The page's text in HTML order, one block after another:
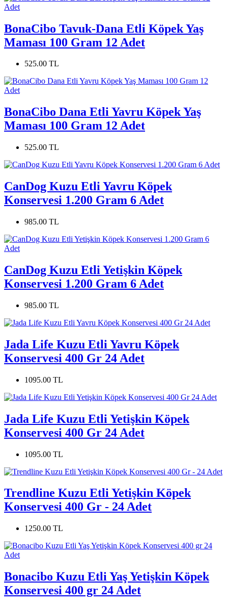
BonaCibo Tavuk-Dana Etli Köpek Yaş
Maması 100 Gram 12 Adet
525.00 TL
BonaCibo Dana Etli Yavru Köpek Yaş
Maması 100 Gram 12 Adet
525.00 TL
CanDog Kuzu Etli Yavru Köpek
Konservesi 1.200 Gram 6 Adet
985.00 TL
CanDog Kuzu Etli Yetişkin Köpek
Konservesi 1.200 Gram 6 Adet
985.00 TL
Jada Life Kuzu Etli Yavru Köpek
Konservesi 400 Gr 24 Adet
1095.00 TL
Jada Life Kuzu Etli Yetişkin Köpek
Konservesi 400 Gr 24 Adet
1095.00 TL
Trendline Kuzu Etli Yetişkin Köpek
Konservesi 400 Gr - 24 Adet
1250.00 TL
Bonacibo Kuzu Etli Yaş Yetişkin Köpek
Konservesi 400 gr 24 Adet